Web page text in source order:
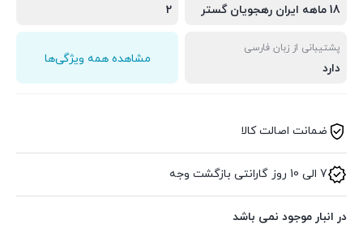
18 ماهه ایران رهجویان گستر 2
پشتیبانی از زبان فارسی
دارد
مشاهده همه ویژگی‌ها
ضمانت اصالت کالا
7 الی 10 روز گارانتی بازگشت وجه
در انبار موجود نمی باشد